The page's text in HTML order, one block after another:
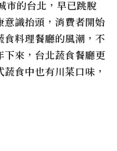
市的台北，早已跳脫
識抬頭，消費者開始
料理餐廳的風潮，不
來，台北蔬食餐廳更
食中也有川菜口味，